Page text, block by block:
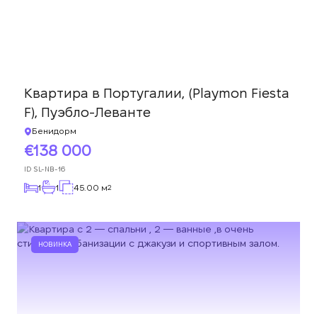
Квартира в Португалии, (Playmon Fiesta
F), Пуэбло-Леванте
Бенидорм
138 000
ID SL-NB-16
1 1 45.00 м2
НОВИНКА